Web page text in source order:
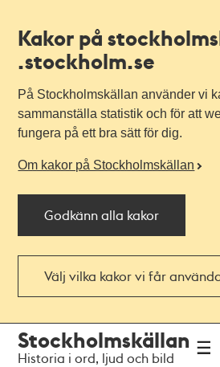
Kakor på
.stockholm.se
På Stockholmskällan använder vi
sammanställa statistik och för att
fungera på ett bra sätt för dig.
Om kakor på Stockholmskällan
Godkänn alla kakor
Välj vilka kakor vi får
navigationen
huvudinnehållet
Stockholmskällan
Historia i ord, ljud och bild